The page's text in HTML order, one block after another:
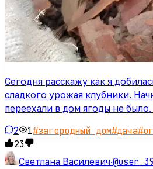
Сегодня расскажу как я
сладкого урожая клубники.
переехали в дом ягоды не
2 1#загородный дом#дача#
23
Светлана Василевич·